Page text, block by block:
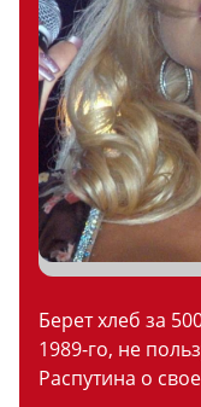
Берет хлеб за
1989-го, не
Распутина о